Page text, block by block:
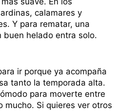
calamares y
Y para rematar, una
buen helado entra solo.
ir porque ya acompaña
tanto la temporada alta.
para moverte entre
mucho. Si quieres ver otros